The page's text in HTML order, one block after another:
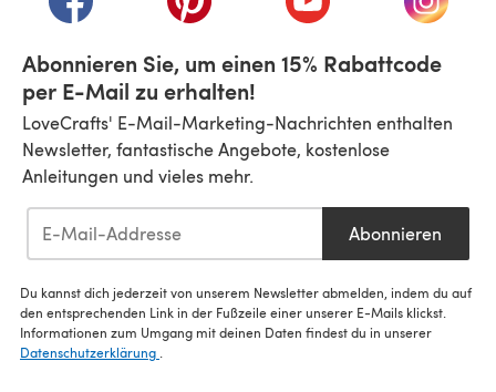
Abonnieren Sie, um einen 15% Rabattcode
per E-Mail zu erhalten!
LoveCrafts' E-Mail-Marketing-Nachrichten enthalten
Newsletter, fantastische Angebote, kostenlose
Anleitungen und vieles mehr.
Abonnieren
Du kannst dich jederzeit von unserem Newsletter abmelden, indem du auf
den entsprechenden Link in der Fußzeile einer unserer E-Mails klickst.
Informationen zum Umgang mit deinen Daten findest du in unserer
Datenschutzerklärung